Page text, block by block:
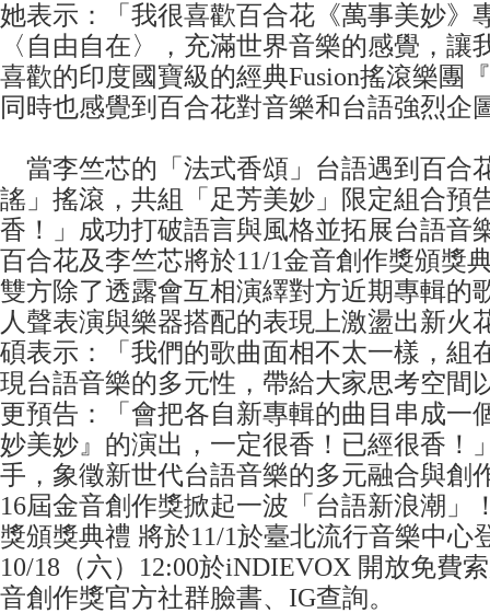
她表示：「我很喜歡百合花《萬事美妙》
〈自由自在〉，充滿世界音樂的感覺，讓
喜歡的印度國寶級的經典Fusion搖滾樂團
同時也感覺到百合花對音樂和台語強烈企
當李竺芯的「法式香頌」台語遇到百合
謠」搖滾，共組「足芳美妙」限定組合預
香！」成功打破語言與風格並拓展台語音
百合花及李竺芯將於11/1金音創作獎頒獎
雙方除了透露會互相演繹對方近期專輯的
人聲表演與樂器搭配的表現上激盪出新火
碩表示：「我們的歌曲面相不太一樣，組
現台語音樂的多元性，帶給大家思考空間
更預告：「會把各自新專輯的曲目串成一
妙美妙』的演出，一定很香！已經很香！
手，象徵新世代台語音樂的多元融合與創
16屆金音創作獎掀起一波「台語新浪潮」
獎頒獎典禮 將於11/1於臺北流行音樂中心
10/18（六）12:00於iNDIEVOX 開放免費
音創作獎官方社群臉書、IG查詢。